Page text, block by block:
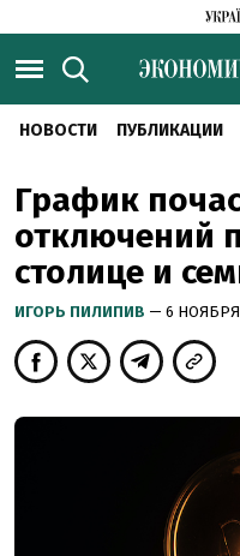
НОВОСТИ ПУБЛИКАЦИИ
График
отключений
столице и
ИГОРЬ ПИЛИПИВ — 6 НОЯБРЯ